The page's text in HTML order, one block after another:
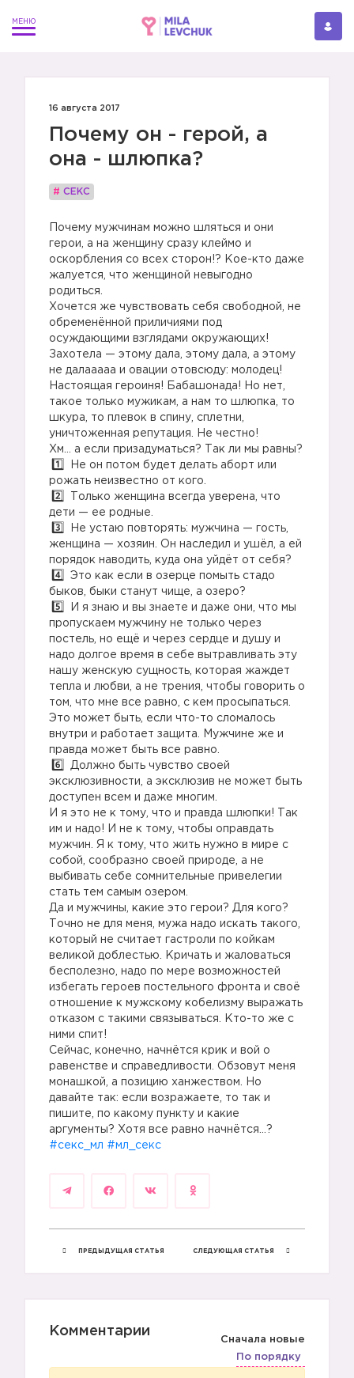
16 августа 2017
Почему он - герой, а
она - шлюпка?
# СЕКС
Почему мужчинам можно шляться и они
герои, а на женщину сразу клеймо и
оскорбления со всех сторон!? Кое-кто даже
жалуется, что женщиной невыгодно
родиться.
Хочется же чувствовать себя свободной, не
обременённой приличиями под
осуждающими взглядами окружающих!
Захотела — этому дала, этому дала, а этому
не далааааа и овации отовсюду: молодец!
Настоящая героиня! Бабашонада! Но нет,
такое только мужикам, а нам то шлюпка, то
шкура, то плевок в спину, сплетни,
уничтоженная репутация. Не честно!
Хм… а если призадуматься? Так ли мы равны?
Не он потом будет делать аборт или
рожать неизвестно от кого.
Только женщина всегда уверена, что
дети — ее родные.
Не устаю повторять: мужчина — гость,
женщина — хозяин. Он наследил и ушёл, а ей
порядок наводить, куда она уйдёт от себя?
Это как если в озерце помыть стадо
быков, быки станут чище, а озеро?
И я знаю и вы знаете и даже они, что мы
пропускаем мужчину не только через
постель, но ещё и через сердце и душу и
надо долгое время в себе вытравливать эту
нашу женскую сущность, которая жаждет
тепла и любви, а не трения, чтобы говорить о
том, что мне все равно, с кем просыпаться.
Это может быть, если что-то сломалось
внутри и работает защита. Мужчине же и
правда может быть все равно.
Должно быть чувство своей
эксклюзивности, а эксклюзив не может быть
доступен всем и даже многим.
И я это не к тому, что и правда шлюпки! Так
им и надо! И не к тому, чтобы оправдать
мужчин. Я к тому, что жить нужно в мире с
собой, сообразно своей природе, а не
выбивать себе сомнительные привелегии
стать тем самым озером.
Да и мужчины, какие это герои? Для кого?
Точно не для меня, мужа надо искать такого,
который не считает гастроли по койкам
великой доблестью. Кричать и жаловаться
бесполезно, надо по мере возможностей
избегать героев постельного фронта и своё
отношение к мужскому кобелизму выражать
отказом с такими связываться. Кто-то же с
ними спит!
Сейчас, конечно, начнётся крик и вой о
равенстве и справедливости. Обзовут меня
монашкой, а позицию ханжеством. Но
давайте так: если возражаете, то так и
пишите, по какому пункту и какие
аргументы? Хотя все равно начнётся…?
#секс_мл #мл_секс
ПРЕДЫДУЩАЯ СТАТЬЯ СЛЕДУЮЩАЯ СТАТЬЯ
Комментарии
Сначала новые
По порядку